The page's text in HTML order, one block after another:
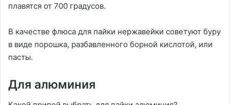
плавятся от 700 градусов.
В качестве флюса для пайки нержавейки советуют буру
в виде порошка, разбавленного борной кислотой, или
пасты.
Для алюминия